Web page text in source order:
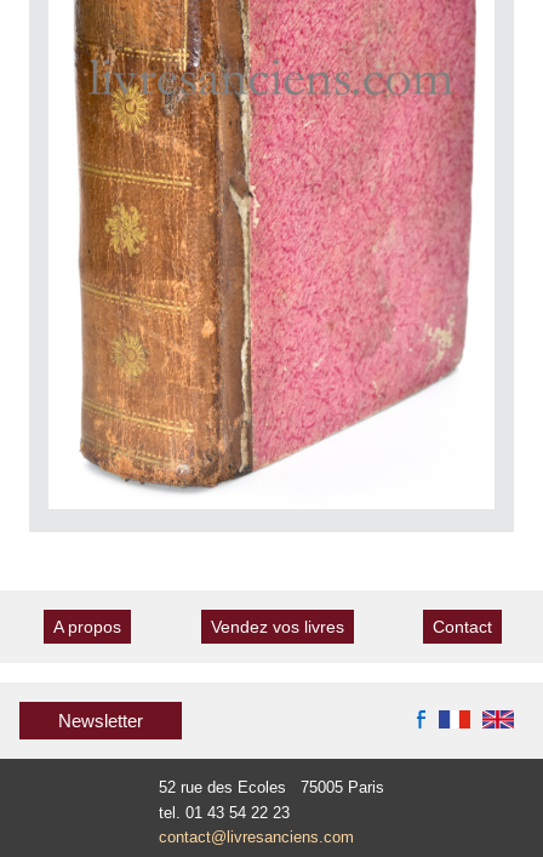
A propos Vendez vos livres Contact
Newsletter
52 rue des Ecoles 75005 Paris
tel. 01 43 54 22 23
contact@livresanciens.com